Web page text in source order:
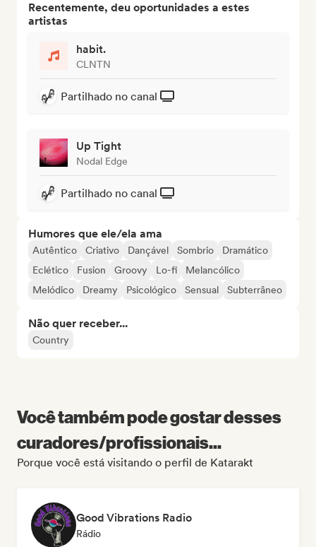
Recentemente, deu oportunidades a estes
artistas
habit.
CLNTN
Partilhado no canal
Up Tight
Nodal Edge
Partilhado no canal
Humores que ele/ela ama
Autêntico Criativo Dançável Sombrio
Dramático
Eclético
Fusion Groovy Lo-fi
Melancólico
Melódico
Dreamy Psicológico Sensual Subterrâneo
Não quer receber...
Country
Você também pode gostar desses
curadores/profissionais...
Porque você está visitando o perfil de Katarakt
Good Vibrations Radio
Rádio